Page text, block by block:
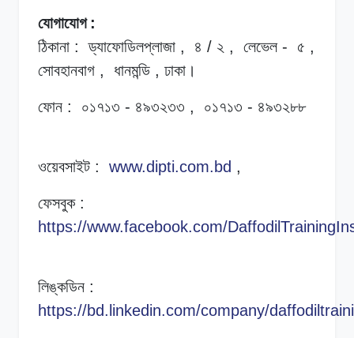
যোগাযোগ :
ঠিকানা : ড্যাফোডিলপ্লাজা , ৪ / ২ , লেভেল - ৫ ,
সোবহানবাগ , ধানমন্ডি , ঢাকা।
ফোন : ০১৭১৩ - ৪৯৩২৩৩ , ০১৭১৩ - ৪৯৩২৮৮
ওয়েবসাইট : www.dipti.com.bd ,
ফেসবুক :
https://www.facebook.com/
লিঙ্কডিন :
https://bd.linkedin.com/company/